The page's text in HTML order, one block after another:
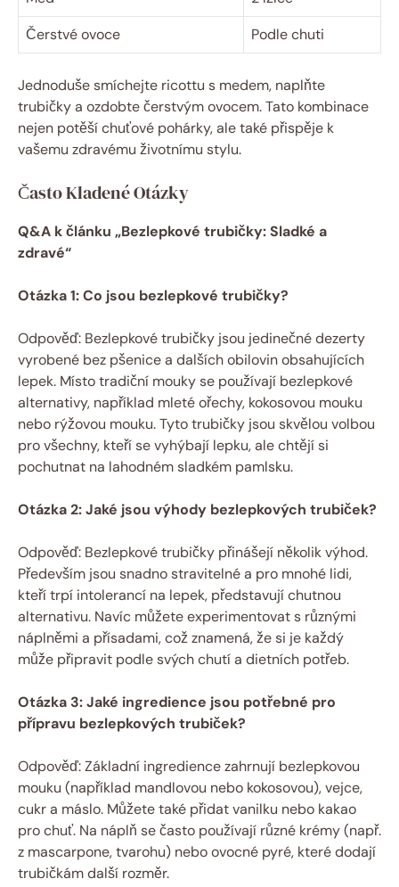
Čerstvé ovoce
Podle chuti
Jednoduše smíchejte ricottu s medem, naplňte
trubičky a ozdobte čerstvým ovocem. Tato kombinace
nejen potěší chuťové pohárky, ale také přispěje k
vašemu zdravému životnímu stylu.
Často Kladené Otázky
Q&A k článku „Bezlepkové trubičky: Sladké a
zdravé“
Otázka 1: Co jsou bezlepkové trubičky?
Odpověď: Bezlepkové trubičky jsou jedinečné dezerty
vyrobené bez pšenice a dalších obilovin obsahujících
lepek. Místo tradiční mouky se používají bezlepkové
alternativy, například mleté ořechy, kokosovou mouku
nebo rýžovou mouku. Tyto trubičky jsou skvělou volbou
pro všechny, kteří se vyhýbají lepku, ale chtějí si
pochutnat na lahodném sladkém pamlsku.
Otázka 2: Jaké jsou výhody bezlepkových trubiček?
Odpověď: Bezlepkové trubičky přinášejí několik výhod.
Především jsou snadno stravitelné a pro mnohé lidi,
kteří trpí intolerancí na lepek, představují chutnou
alternativu. Navíc můžete experimentovat s různými
náplněmi a přísadami, což znamená, že si je každý
může připravit podle svých chutí a dietních potřeb.
Otázka 3: Jaké ingredience jsou potřebné pro
přípravu bezlepkových trubiček?
Odpověď: Základní ingredience zahrnují bezlepkovou
mouku (například mandlovou nebo kokosovou), vejce,
cukr a máslo. Můžete také přidat vanilku nebo kakao
pro chuť. Na náplň se často používají různé krémy (např.
z mascarpone, tvarohu) nebo ovocné pyré, které dodají
trubičkám další rozměr.